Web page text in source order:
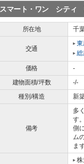
スマート・ワン シティ
所在地 千
交通
東
総
価格 -
建物面積/坪数
-/-
種別/構造
新
備考
多
す
側
ム
ま
株